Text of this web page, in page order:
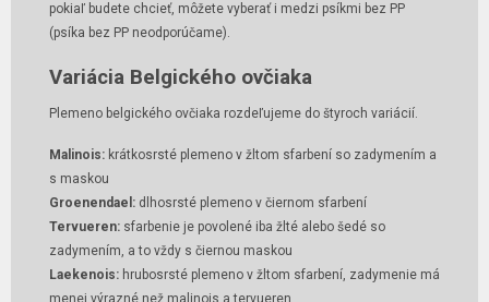
pokiaľ budete chcieť, môžete vyberať i medzi psíkmi bez PP
(psíka bez PP neodporúčame).
Variácia Belgického ovčiaka
Plemeno belgického ovčiaka rozdeľujeme do štyroch variácií.
Malinois: krátkosrsté plemeno v žltom sfarbení so zadymením a
s maskou
Groenendael: dlhosrsté plemeno v čiernom sfarbení
Tervueren: sfarbenie je povolené iba žlté alebo šedé so
zadymením, a to vždy s čiernou maskou
Laekenois: hrubosrsté plemeno v žltom sfarbení, zadymenie má
menej výrazné než malinois a tervueren